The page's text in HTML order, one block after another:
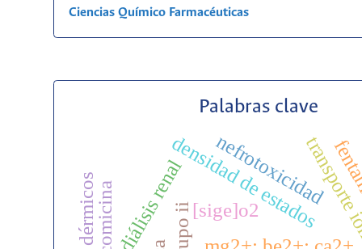
Ciencias Químico Farmacéuticas
Palabras clave
[sige]o2
densidad de estados
diálisis renal nefrotoxicidad